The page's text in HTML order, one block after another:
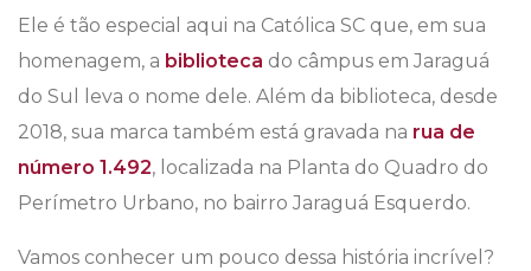
Ele é tão especial aqui na Católica SC que, em sua
homenagem, a biblioteca do câmpus em Jaraguá
do Sul leva o nome dele. Além da biblioteca, desde
2018, sua marca também está gravada na rua de
número 1.492, localizada na Planta do Quadro do
Perímetro Urbano, no bairro Jaraguá Esquerdo.
Vamos conhecer um pouco dessa história incrível?